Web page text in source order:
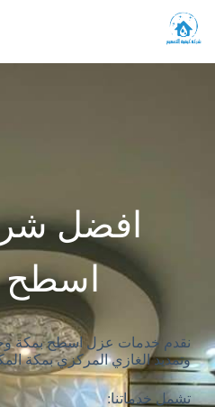
افضل
اسطح
نقدم خدمات عزل اسطح بمكة
وتمديد الغازي المركزي بمكة
تشمل خدماتنا: